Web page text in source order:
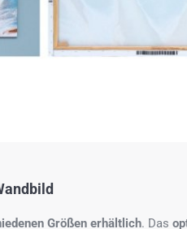
Größen erhältlich. Das